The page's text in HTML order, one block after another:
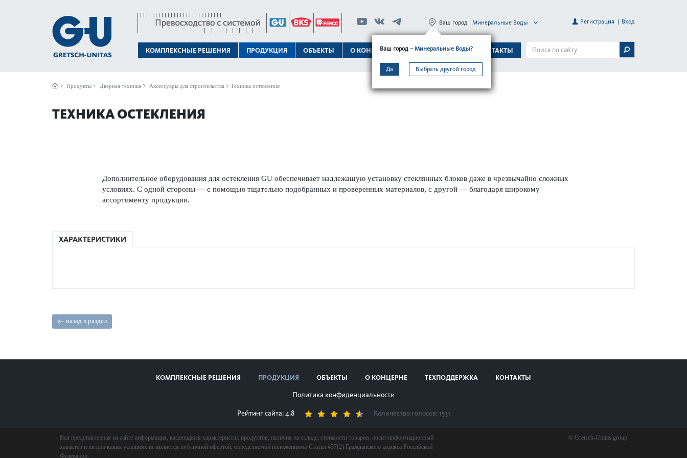
КОМПЛЕКСНЫЕ РЕШЕНИЯ ПРОДУКЦИЯ ОБЪЕКТЫ О КОНЦЕРНЕ ТЕХПОДДЕРЖКА КОНТАКТЫ
Ваш город – Минеральные Воды?
Да Выбрать другой город
Ваш город Минеральные Воды Регистрация Вход
Продукты Дверная техника Аксессуары для строительства Техника остекления
ТЕХНИКА ОСТЕКЛЕНИЯ
Дополнительное обору­дования для остек­л­ения GU обеспечивает надлежащую установку стеклянных блоков даже в чрезвычайно сложных
условиях. С одной стороны — с помощью тщательно подоб­ранных и провер­енных матер­иалов, с другой — благодаря широкому
ассортименту продукции.
ХАРАКТЕРИСТИКИ
назад в раздел
КОМПЛЕКСНЫЕ РЕШЕНИЯ ПРОДУКЦИЯ ОБЪЕКТЫ О КОНЦЕРНЕ ТЕХПОДДЕРЖКА КОНТАКТЫ
Политика конфиденциальности
Рейтинг сайта: 4.8 Количество голосов: 1531
Вся представленная на сайте информация, касающаяся характеристик продуктов, наличия на складе, стоимости товаров, носит информационный
характер и ни при каких условиях не является публичной офертой, определяемой положениями Статьи 437(2) Гражданского кодекса Российской
Федерации.
© Gretsch-Unitas group